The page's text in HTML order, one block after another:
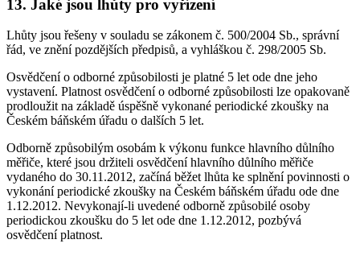
13. Jaké jsou lhůty pro vyřízení
Lhůty jsou řešeny v souladu se zákonem č. 500/2004 Sb., správní
řád, ve znění pozdějších předpisů, a vyhláškou č. 298/2005 Sb.
Osvědčení o odborné způsobilosti je platné 5 let ode dne jeho
vystavení. Platnost osvědčení o odborné způsobilosti lze opakovaně
prodloužit na základě úspěšně vykonané periodické zkoušky na
Českém báňském úřadu o dalších 5 let.
Odborně způsobilým osobám k výkonu funkce hlavního důlního
měřiče, které jsou držiteli osvědčení hlavního důlního měřiče
vydaného do 30.11.2012, začíná běžet lhůta ke splnění povinnosti o
vykonání periodické zkoušky na Českém báňském úřadu ode dne
1.12.2012. Nevykonají-li uvedené odborně způsobilé osoby
periodickou zkoušku do 5 let ode dne 1.12.2012, pozbývá
osvědčení platnost.